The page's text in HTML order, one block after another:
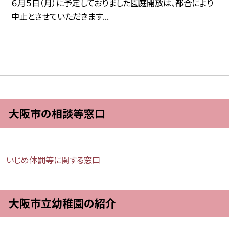
６月５日（月）に予定しておりました園庭開放は、都合により
中止とさせていただきます...
大阪市の相談等窓口
いじめ体罰等に関する窓口
大阪市立幼稚園の紹介